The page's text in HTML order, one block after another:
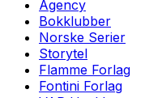
Agency
Bokklubber
Norske Serier
Storytel
Flamme Forlag
Fontini Forlag